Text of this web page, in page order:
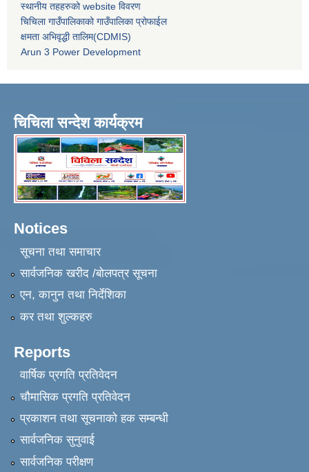
स्थानीय तहहरुको website विवरण
चिचिला गाउँपालिकाको गाउँपालिका प्रोफाईल
क्षमता अभिवृद्धी तालिम(CDMIS)
Arun 3 Power Development
चिचिला सन्देश कार्यक्रम
Notices
सूचना तथा समाचार
सार्वजनिक खरीद /बोलपत्र सूचना
एन, कानुन तथा निर्देशिका
कर तथा शुल्कहरु
Reports
वार्षिक प्रगति प्रतिवेदन
चौमासिक प्रगति प्रतिवेदन
प्रकाशन तथा सूचनाको हक सम्बन्धी
सार्वजनिक सुनुवाई
सार्वजनिक परीक्षण